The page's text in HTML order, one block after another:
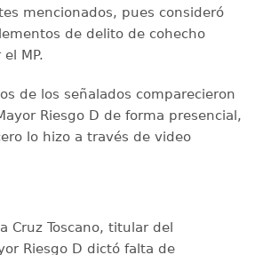
mencionados, pues consideró
de delito de cohecho
MP.
de los señalados comparecieron
Riesgo D de forma presencial,
lo hizo a través de video
Cruz Toscano, titular del
Riesgo D dictó falta de